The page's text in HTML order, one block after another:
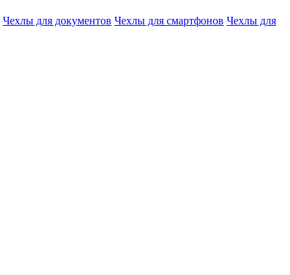
Чехлы для документов Чехлы для смартфонов Чехлы для